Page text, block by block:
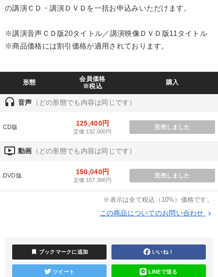
製造業 卸売・小売・飲食業 建設・不動産業
キーワード
いい会社 銀行交渉 お金の授業 一倉定
インフレ対策・値上げ 政治家
※「更新」を押すと「テーマ」「キーワード」を更新いただけます。
refresh 更新する
全国経営者セミナー収録物以外の経営教材（全761タイトル）からお探
カテゴリー
企業戦略に学ぶ 営業・社員研修
の講演ＣＤ・講演ＤＶＤを一括お申込みいただけます。
※講演音声ＣＤ版20タイトル／講演映像ＤＶＤ版11タイトル
※商品価格には割引価格が適用されております。
形態
会員価格
※税込
購入
headset 音声 （どの形態でも内容は同じです）
CD版 125,400円
定価 132,000円
完売しました
ondemand_video 動画 （どの形態でも内容は同じです）
DVD版 150,040円
定価 157,300円
完売しました
※表示は全て税込（10%）価格です。
この商品についてのお問い合わせ keyboard_arrow_right
bookmark ブックマークに追加 いいね！
ツイート LINEで送る